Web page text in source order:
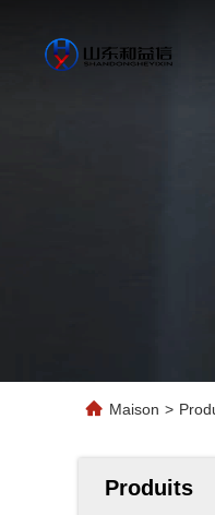
Maison >
Produits